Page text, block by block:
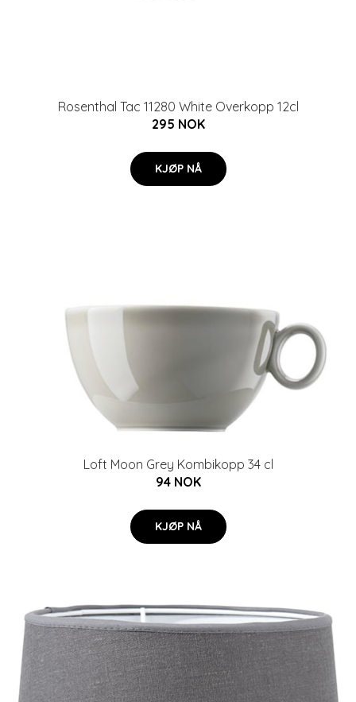
Rosenthal Tac 11280 White Overkopp 12cl
295 NOK
KJØP NÅ
Loft Moon Grey Kombikopp 34 cl
94 NOK
KJØP NÅ